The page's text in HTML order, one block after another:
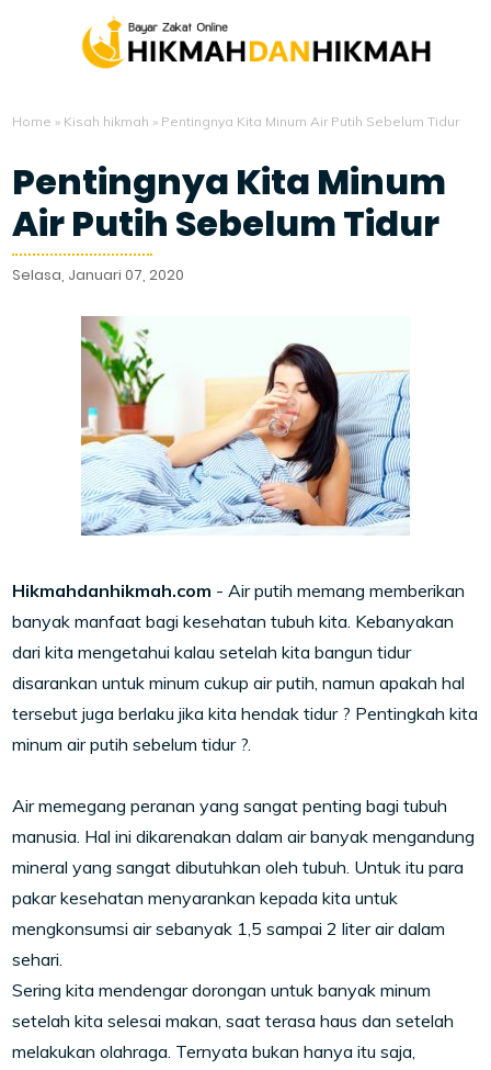
Home » Kisah hikmah » Pentingnya Kita Minum Air Putih Sebelum Tidur
Pentingnya Kita Minum
Air Putih Sebelum Tidur
Selasa, Januari 07, 2020
Hikmahdanhikmah.com - Air putih memang memberikan
banyak manfaat bagi kesehatan tubuh kita. Kebanyakan
dari kita mengetahui kalau setelah kita bangun tidur
disarankan untuk minum cukup air putih, namun apakah hal
tersebut juga berlaku jika kita hendak tidur ? Pentingkah kita
minum air putih sebelum tidur ?.
Air memegang peranan yang sangat penting bagi tubuh
manusia. Hal ini dikarenakan dalam air banyak mengandung
mineral yang sangat dibutuhkan oleh tubuh. Untuk itu para
pakar kesehatan menyarankan kepada kita untuk
mengkonsumsi air sebanyak 1,5 sampai 2 liter air dalam
sehari.
Sering kita mendengar dorongan untuk banyak minum
setelah kita selesai makan, saat terasa haus dan setelah
melakukan olahraga. Ternyata bukan hanya itu saja,